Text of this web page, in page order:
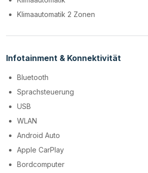
Klimaautomatik 2 Zonen
Infotainment & Konnektivität
Bluetooth
Sprachsteuerung
USB
WLAN
Android Auto
Apple CarPlay
Bordcomputer